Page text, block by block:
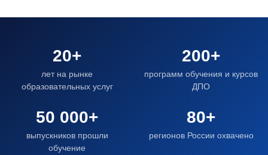
20+
лет на рынке
образовательных услуг
200+
программ обучения и курсов
ДПО
50 000+
выпускников прошли
обучение
80+
регионов России охвачено